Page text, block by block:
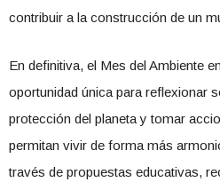
contribuir a la construcción de un
En definitiva, el Mes del Ambiente
oportunidad única para reflexionar
protección del planeta y tomar
permitan vivir de forma más
través de propuestas educativas,